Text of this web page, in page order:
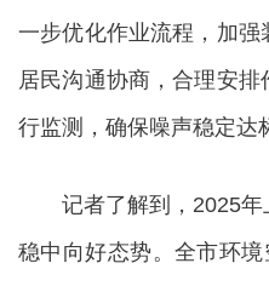
一步优化作业流程，加强
居民沟通协商，合理安
行监测，确保噪声稳定达
记者了解到，2025年
稳中向好态势。全市环